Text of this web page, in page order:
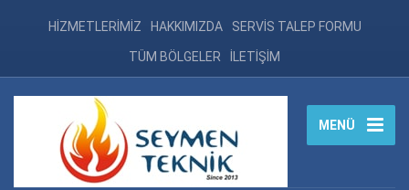
HİZMETLERİMİZ HAKKIMIZDA SERVİS TALEP FORMU
TÜM BÖLGELER İLETİŞİM
MENÜ